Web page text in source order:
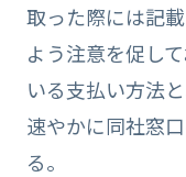
取った際には記
よう注意を促し
いる支払い方法
速やかに同社窓
る。